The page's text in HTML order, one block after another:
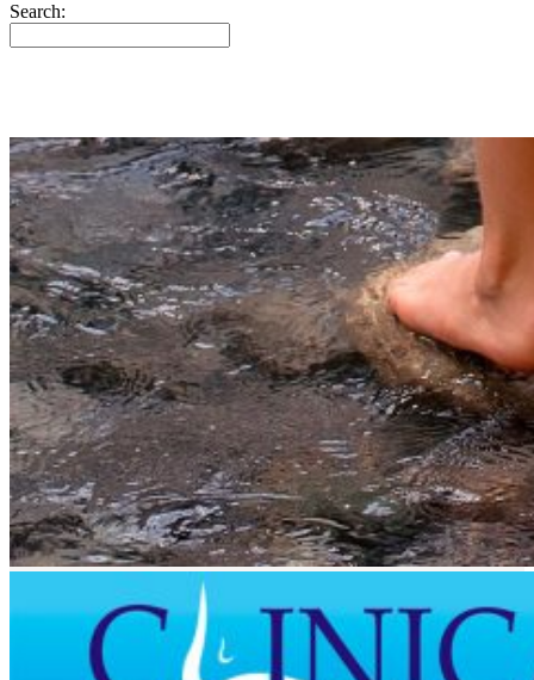
Search: